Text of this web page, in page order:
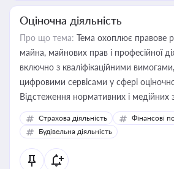
Оціночна діяльність
Про що тема: Тема охоплює правове
майна, майнових прав і професійної
включно з кваліфікаційними вимогами,
цифровими сервісами у сфері
Відстеження нормативних і медійних
корисне для власника бізнесу,
бухгалтера під час оподаткування,
державного майна, корпоративних
статусу суб'єктів оціночної діяльності
Страхова діяльність
Фінансові
Будівельна діяльність